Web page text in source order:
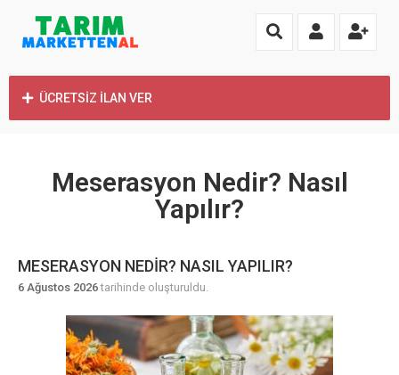
ÜCRETSİZ İLAN VER
Meserasyon Nedir? Nasıl
Yapılır?
MESERASYON NEDIR? NASIL YAPILIR?
6 Ağustos 2026tarihinde oluşturuldu.